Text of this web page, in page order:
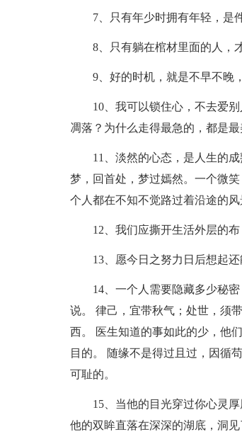
7、只有年少时拥有年轻，是
8、只有躺在棺材里面的人，
9、好的时机，就是不早不晚
10、我可以锁住心，不去爱
凋落？为什么走得最急的，都是最
11、淡然的心态，是人生的
梦，回首处，梦过嫣然。一个微
个人都在不知不觉路过着沿途的风
12、我们应撕开生活外层的
13、愿今日之努力日后想起
14、一个人需要隐藏多少秘
说。 律己，宜带秋气；处世，须
西。 医生知道的事如此的少，他
目的。 随缘不是得过且过，因循
可耻的。
15、当他的目光穿过你心灵
他的双眸直落在深深的湖底，洞